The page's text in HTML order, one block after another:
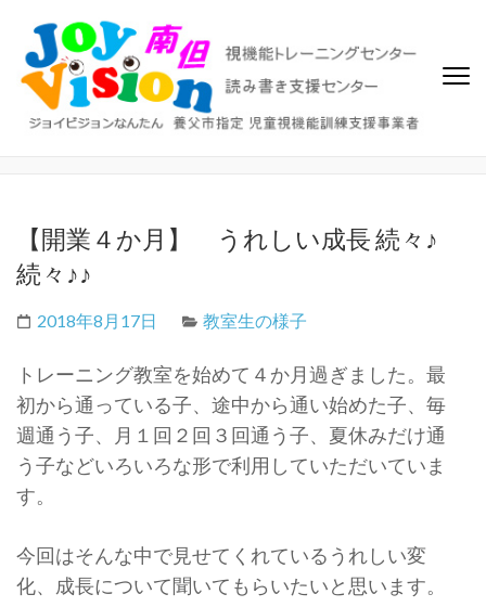
【開業４か月】 うれしい成長 続々♪
続々♪♪
2018年8月17日 教室生の様子
トレーニング教室を始めて４か月過ぎました。最
初から通っている子、途中から通い始めた子、毎
週通う子、月１回２回３回通う子、夏休みだけ通
う子などいろいろな形で利用していただいていま
す。
今回はそんな中で見せてくれているうれしい変
化、成長について聞いてもらいたいと思います。